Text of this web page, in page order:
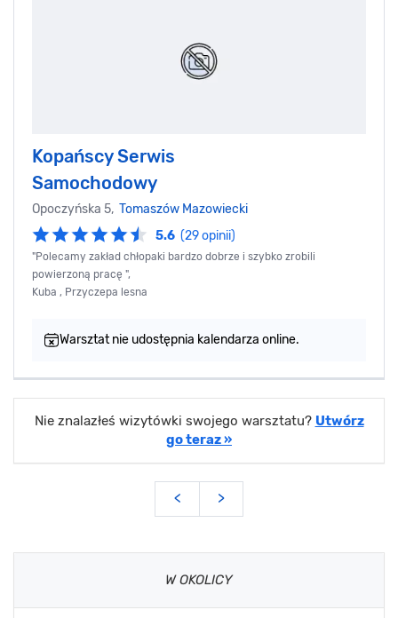
Kopańscy Serwis
Samochodowy
Opoczyńska 5, Tomaszów Mazowiecki
5.6 (29 opinii)
"Polecamy zakład chłopaki bardzo dobrze i szybko zrobili
powierzoną pracę ",
Kuba , Przyczepa lesna
Warsztat nie udostępnia kalendarza online.
Nie znalazłeś wizytówki swojego warsztatu? Utwórz
go teraz »
< >
W OKOLICY